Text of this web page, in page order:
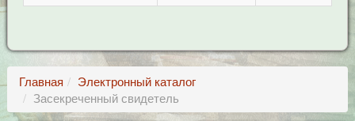
Главная
Электронный каталог
Засекреченный свидетель